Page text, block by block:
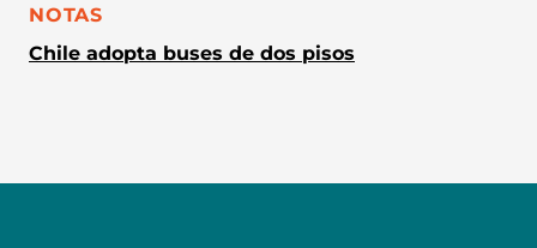
CATEGORÍA:
NOTAS
Chile adopta buses de dos pisos